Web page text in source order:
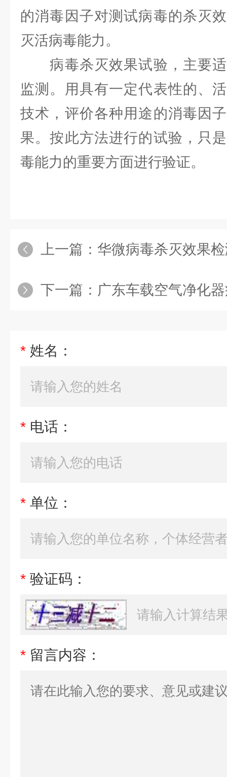
的消毒因子对测试病毒的杀灭
灭活病毒能力。
病毒杀灭效果试验，主要适
监测。用具有一定代表性的、
技术，评价各种用途的消毒因
果。按此方法进行的试验，只
毒能力的重要方面进行验证。
上一篇： 华微病毒杀灭效果
下一篇： 广东车载空气净化
* 姓名：
* 电话：
* 单位：
* 验证码：
* 留言内容：